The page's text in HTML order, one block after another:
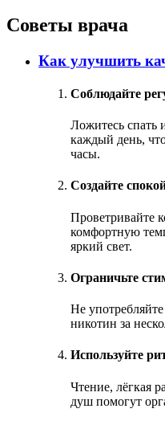
Советы врача
Как улучшить
Соблюдайте
Ложитесь спать
каждый день,
часы.
Создайте
Проветривайте
комфортную
яркий свет.
Ограничьте
Не
никотин за
Используйте
Чтение, лёгкая
душ помогут